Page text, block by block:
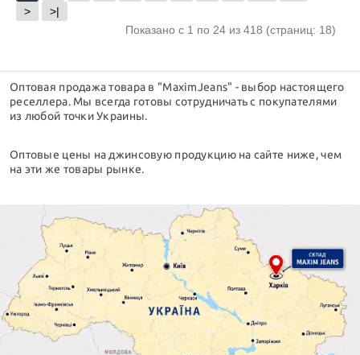
>
>|
Показано с 1 по 24 из 418 (страниц: 18)
Оптовая продажа товара в "MaximJeans" - выбор настоящего
реселлера. Мы всегда готовы сотрудничать с покупателями
из любой точки Украины.
Оптовые цены на джинсовую продукцию на сайте ниже, чем
на эти же товары рынке.